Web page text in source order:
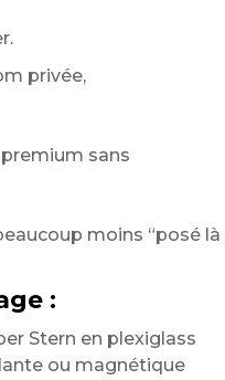
privée,
sans
moins “posé là
:
Stern en plexiglass
ou magnétique